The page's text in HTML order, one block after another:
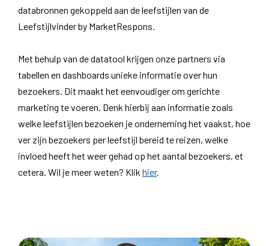
databronnen gekoppeld aan de leefstijlen van de
Leefstijlvinder by MarketRespons.
Met behulp van de datatool krijgen onze partners via
tabellen en dashboards unieke informatie over hun
bezoekers. Dit maakt het eenvoudiger om gerichte
marketing te voeren. Denk hierbij aan informatie zoals
welke leefstijlen bezoeken je onderneming het vaakst, hoe
ver zijn bezoekers per leefstijl bereid te reizen, welke
invloed heeft het weer gehad op het aantal bezoekers, et
cetera. Wil je meer weten? Klik hier.